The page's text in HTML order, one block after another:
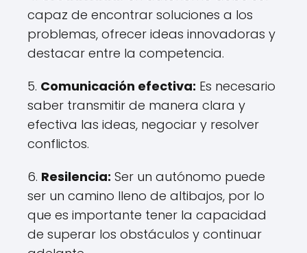
capaz de encontrar soluciones a los
problemas, ofrecer ideas innovadoras y
destacar entre la competencia.
5. Comunicación efectiva: Es necesario
saber transmitir de manera clara y
efectiva las ideas, negociar y resolver
conflictos.
6. Resilencia: Ser un autónomo puede
ser un camino lleno de altibajos, por lo
que es importante tener la capacidad
de superar los obstáculos y continuar